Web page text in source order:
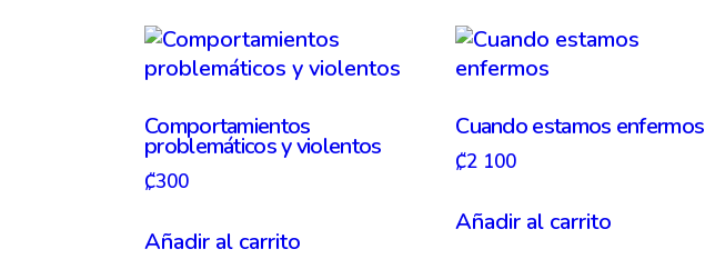
Comportamientos
problemáticos y violentos
₡300
Añadir al carrito
Cuando estamos enfermos
₡2 100
Añadir al carrito